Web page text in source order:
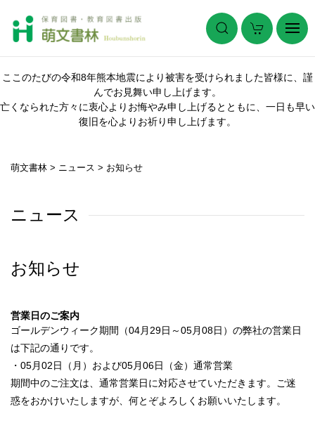
ここのたびの令和8年熊本地震により被害を受けられました皆様に、謹
んでお見舞い申し上げます。
亡くなられた方々に衷心よりお悔やみ申し上げるとともに、一日も早い
復旧を心よりお祈り申し上げます。
萌文書林 > ニュース > お知らせ
ニュース
お知らせ
営業日のご案内
ゴールデンウィーク期間（04月29日～05月08日）の弊社の営業日
は下記の通りです。
・05月02日（月）および05月06日（金）通常営業
期間中のご注文は、通常営業日に対応させていただきます。ご迷
惑をおかけいたしますが、何とぞよろしくお願いいたします。